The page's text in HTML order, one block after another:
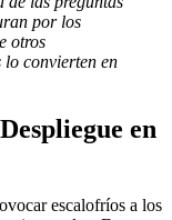
por los
otros
lo convierten en
en
escalofríos a los